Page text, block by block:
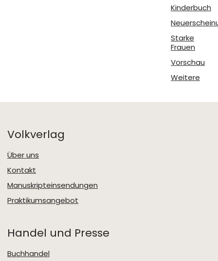
Kinderbuch
Starke
Frauen
Vorschau
Weitere
Volkverlag
Über uns
Kontakt
Manuskripteinsendungen
Praktikumsangebot
Handel und Presse
Buchhandel